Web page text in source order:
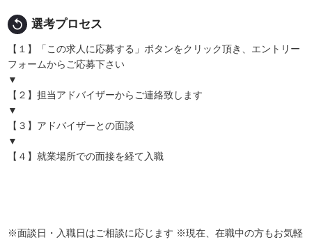
replay 選考プロセス
【１】「この求人に応募する」ボタンをクリック頂き、エントリー
フォームからご応募下さい
▼
【２】担当アドバイザーからご連絡致します
▼
【３】アドバイザーとの面談
▼
【４】就業場所での面接を経て入職
※面談日・入職日はご相談に応じます ※現在、在職中の方もお気軽